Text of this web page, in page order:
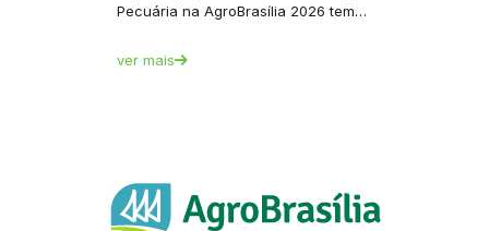
Pecuária na AgroBrasília 2026 tem…
ver mais